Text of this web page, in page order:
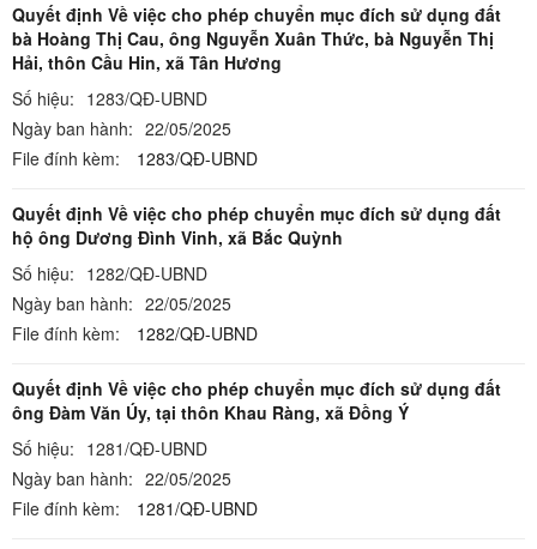
Quyết định Về việc cho phép chuyển mục đích sử dụng đất
bà Hoàng Thị Cau, ông Nguyễn Xuân Thức, bà Nguyễn Thị
Hải, thôn Cầu Hin, xã Tân Hương
Số hiệu: 1283/QĐ-UBND
Ngày ban hành: 22/05/2025
File đính kèm:
1283/QĐ-UBND
Quyết định Về việc cho phép chuyển mục đích sử dụng đất
hộ ông Dương Đình Vinh, xã Bắc Quỳnh
Số hiệu: 1282/QĐ-UBND
Ngày ban hành: 22/05/2025
File đính kèm:
1282/QĐ-UBND
Quyết định Về việc cho phép chuyển mục đích sử dụng đất
ông Đàm Văn Úy, tại thôn Khau Ràng, xã Đồng Ý
Số hiệu: 1281/QĐ-UBND
Ngày ban hành: 22/05/2025
File đính kèm:
1281/QĐ-UBND